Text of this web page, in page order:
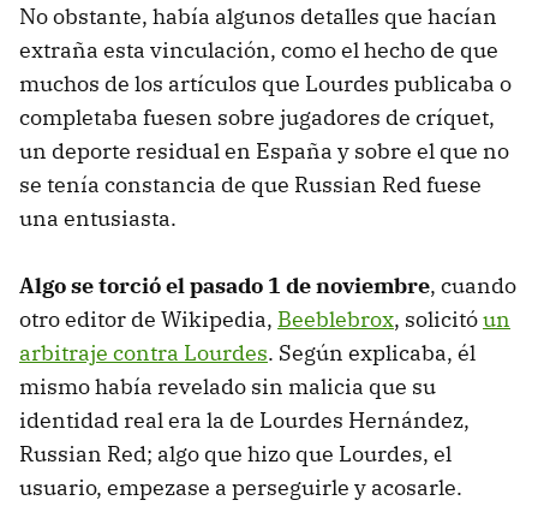
No obstante, había algunos detalles que hacían
extraña esta vinculación, como el hecho de que
muchos de los artículos que Lourdes publicaba o
completaba fuesen sobre jugadores de críquet,
un deporte residual en España y sobre el que no
se tenía constancia de que Russian Red fuese
una entusiasta.
Algo se torció el pasado 1 de noviembre, cuando
otro editor de Wikipedia, Beeblebrox, solicitóun
arbitraje contra Lourdes. Según explicaba, él
mismo había revelado sin malicia que su
identidad real era la de Lourdes Hernández,
Russian Red; algo que hizo que Lourdes, el
usuario, empezase a perseguirle y acosarle.